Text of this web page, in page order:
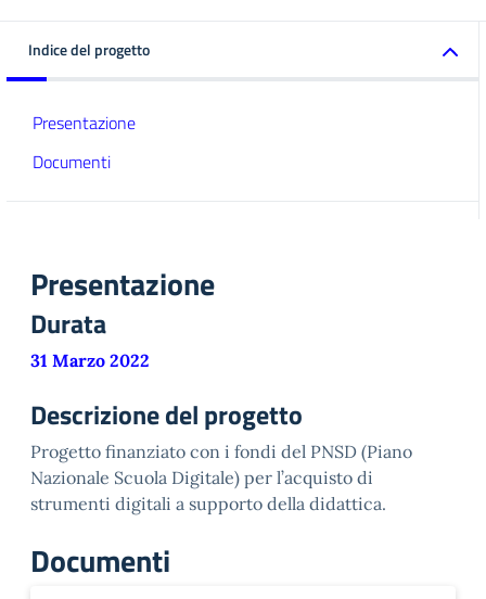
Indice del progetto
Presentazione
Documenti
Presentazione
Durata
31 Marzo 2022
Descrizione del progetto
Progetto finanziato con i fondi del PNSD (Piano
Nazionale Scuola Digitale) per l’acquisto di
strumenti digitali a supporto della didattica.
Documenti